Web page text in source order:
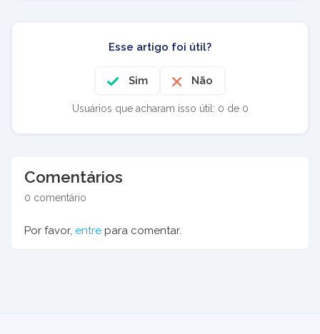
Esse artigo foi útil?
Sim Não
Usuários que acharam isso útil: 0 de 0
Comentários
0 comentário
Por favor, entre para comentar.